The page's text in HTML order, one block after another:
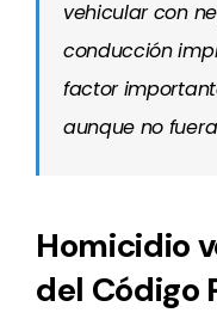
vehicular con
conducción
factor
aunque no
Homicidio
del Código